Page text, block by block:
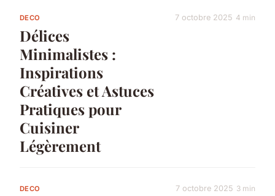
DECO
Délices
Minimalistes :
Inspirations
Créatives et Astuces
Pratiques pour
Cuisiner
Légèrement
7 octobre 2025 4 min
DECO 7 octobre 2025 3 min